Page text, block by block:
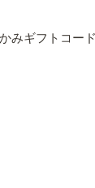
みギフトコー